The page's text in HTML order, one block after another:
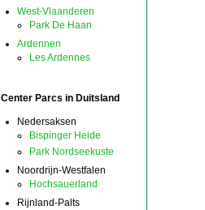
West-Vlaanderen
Park De Haan
Ardennen
Les Ardennes
Center Parcs in Duitsland
Nedersaksen
Bispinger Heide
Park Nordseekuste
Noordrijn-Westfalen
Hochsauerland
Rijnland-Palts